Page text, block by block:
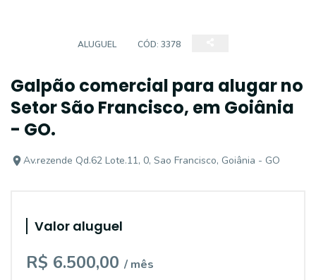
ALUGUEL CÓD: 3378
Galpão comercial para alugar no
Setor São Francisco, em Goiânia
- GO.
Av.rezende Qd.62 Lote.11, 0, Sao Francisco, Goiânia - GO
Valor aluguel
R$ 6.500,00 / mês